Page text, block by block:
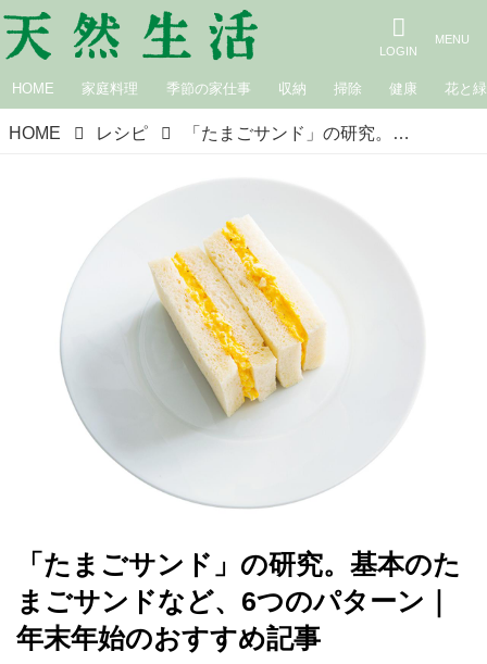
HOME 家庭料理 季節の家仕事 収納 掃除 健康 花と緑
HOME レシピ 「たまごサンド」の研究。基本のたまごサンドなど、6つのパターン｜年末年始のおすすめ記事
「たまごサンド」の研究。基本のた
まごサンドなど、6つのパターン｜
年末年始のおすすめ記事